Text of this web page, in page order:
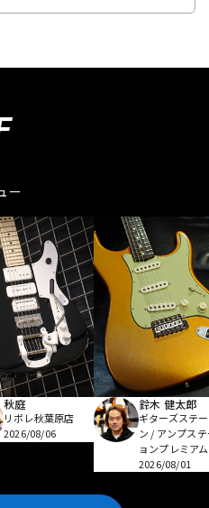
ー
秋庭
リボレ秋葉原店
2026/08/06
鈴木 健太郎
ギターズステ
ン / アンプス
ョンプレミアム
2026/08/01